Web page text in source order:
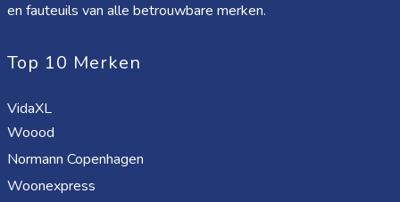
en fauteuils van alle betrouwbare merken.
Top 10 Merken
VidaXL
Woood
Normann Copenhagen
Woonexpress